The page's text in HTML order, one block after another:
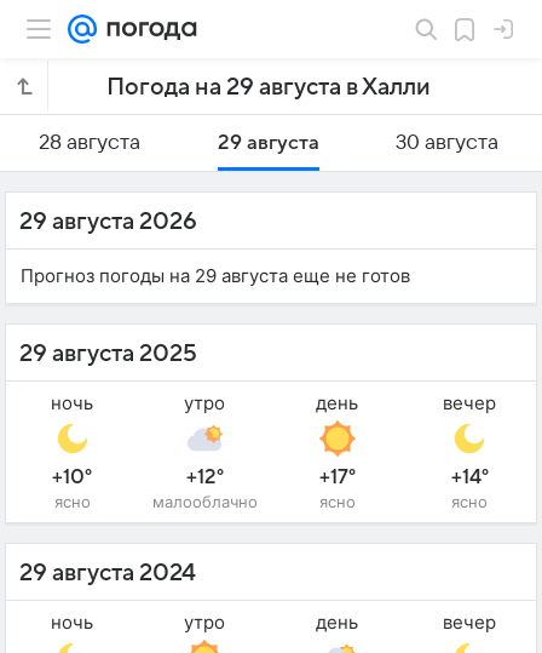
Погода на 29 августа в Халли
28 августа 29 августа 30 августа
29 августа 2026
Прогноз погоды на 29 августа еще не готов
29 августа 2025
ночь
+10°
ясно
утро
+12°
малооблачно
день
+17°
ясно
вечер
+14°
ясно
29 августа 2024
ночь утро день вечер